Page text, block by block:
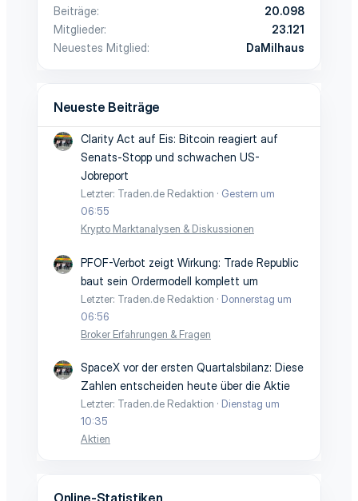
Beiträge
20.098
Mitglieder
23.121
Neuestes Mitglied
DaMilhaus
Neueste Beiträge
Clarity Act auf Eis: Bitcoin reagiert auf
Senats-Stopp und schwachen US-
Jobreport
Letzter: Traden.de Redaktion
Gestern um
06:55
Krypto Marktanalysen & Diskussionen
PFOF-Verbot zeigt Wirkung: Trade Republic
baut sein Ordermodell komplett um
Letzter: Traden.de Redaktion
Donnerstag um
06:56
Broker Erfahrungen & Fragen
SpaceX vor der ersten Quartalsbilanz: Diese
Zahlen entscheiden heute über die Aktie
Letzter: Traden.de Redaktion
Dienstag um
10:35
Aktien
Online-Statistiken